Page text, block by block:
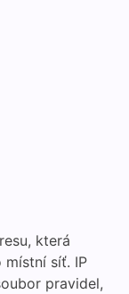
která
síť. IP
pravidel,